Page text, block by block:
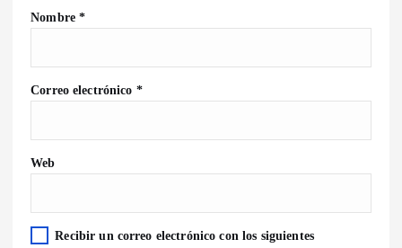
Nombre*
Correo electrónico *
Web
Recibir un correo electrónico con los siguientes